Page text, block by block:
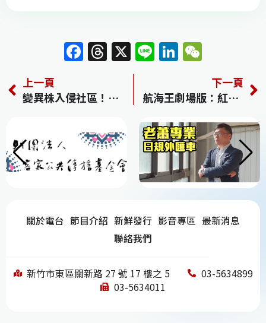
F
a
c
e
b
o
o
T
h
a
d
s
X Li
n
e
Li
n
k
e
dI
n
C
h
at
上一頁
變異株入侵社區！本土首見BA.4 BA.5增33例／王必勝預估BA.5疫情2週後攀升 單日高、低推估6萬、3萬例
下一頁
航海王劇場版：紅髮歌姬 One Piece Film Red
關於電台 節目介紹 新鮮發行 影音專區 最新消息
聯絡我們
新竹市東區關新路 27 號 17 樓之 5
03-5634899
03-5634011